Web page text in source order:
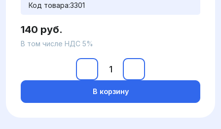
Код товара:3301
140 руб.
В том числе НДС 5%
В корзину